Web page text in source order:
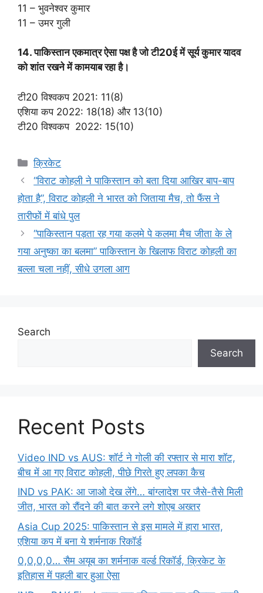
11 – भुवनेश्वर कुमार
11 – उमर गुली
14. पाकिस्तान एकमात्र ऐसा पक्ष है जो टी20ई में सूर्य कुमार यादव
को शांत रखने में कामयाब रहा है।
टी20 विश्वकप 2021: 11(8)
एशिया कप 2022: 18(18) और 13(10)
टी20 विश्वकप 2022: 15(10)
Categories
क्रिकेट
“विराट कोहली ने पाकिस्तान को बता दिया आखिर बाप-बाप
होता है”, विराट कोहली ने भारत को जिताया मैच, तो फैंस ने
तारीफों में बांधे पुल
“पाकिस्तान पड़ता रह गया कलमे पे कलमा मैच जीता के ले
गया अनुष्का का बलमा” पाकिस्तान के खिलाफ विराट कोहली का
बल्ला चला नहीं, सीधे उगला आग
Search
Search
Recent Posts
Video IND vs AUS: शॉर्ट ने गोली की रफ्तार से मारा शॉट,
बीच में आ गए विराट कोहली, पीछे गिरते हुए लपका कैच
IND vs PAK: आ जाओ देख लेंगे… बांग्लादेश पर जैसे-तैसे मिली
जीत, भारत को रौंदने की बात करने लगे शोएब अख्तर
Asia Cup 2025: पाकिस्तान से इस मामले में हारा भारत,
एशिया कप में बना ये शर्मनाक रिकॉर्ड
0,0,0,0… सैम अयूब का शर्मनाक वर्ल्ड रिकॉर्ड, क्रिकेट के
इतिहास में पहली बार हुआ ऐसा